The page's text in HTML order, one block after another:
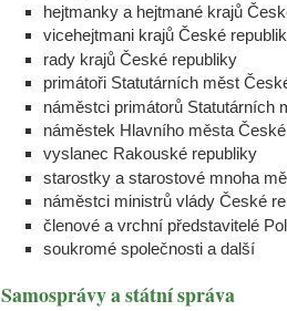
hejtmanky a hejtmané krajů
vicehejtmani krajů České
rady krajů České republiky
primátoři Statutárních měst
náměstci primátorů Statutárních
náměstek Hlavního města
vyslanec Rakouské republiky
starostky a starostové mnoha
náměstci ministrů vlády České
členové a vrchní představitelé
soukromé společnosti a další
Samosprávy a státní správa